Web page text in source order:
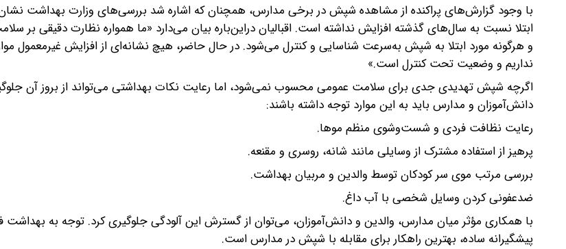
با وجود گزارش‌های پراکنده از مشاهده شپش در برخی مدارس، همچنان که اشاره شد بررسی‌های وزارت بهداشت
ابتلا نسبت به سال‌های گذشته افزایش نداشته است. اقبالیان دراین‌باره بیان می‌دارد «ما همواره نظارت دقیقی بر
و هرگونه مورد ابتلا به شپش به‌سرعت شناسایی و کنترل می‌شود. در حال حاضر، هیچ نشانه‌ای از افزایش غیرمعمول
نداریم و وضعیت تحت کنترل است.»
اگرچه شپش تهدیدی جدی برای سلامت عمومی محسوب نمی‌شود، اما رعایت نکات بهداشتی می‌تواند از بروز آن
دانش‌آموزان و مدارس باید به این موارد توجه داشته باشند:
رعایت نظافت فردی و شست‌وشوی منظم موها.
پرهیز از استفاده مشترک از وسایلی مانند شانه، روسری و مقنعه.
بررسی مرتب موی سر کودکان توسط والدین و مربیان بهداشت.
ضدعفونی کردن وسایل شخصی با آب داغ.
با همکاری مؤثر میان مدارس، والدین و دانش‌آموزان، می‌توان از گسترش این آلودگی جلوگیری کرد. توجه به
پیشگیرانه ساده، بهترین راهکار برای مقابله با شپش در مدارس است.